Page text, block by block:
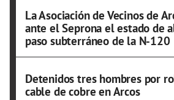
La Asociación de Vecinos de
ante el Seprona el estado de
paso subterráneo de la N-120
Detenidos tres hombres por
cable de cobre en Arcos